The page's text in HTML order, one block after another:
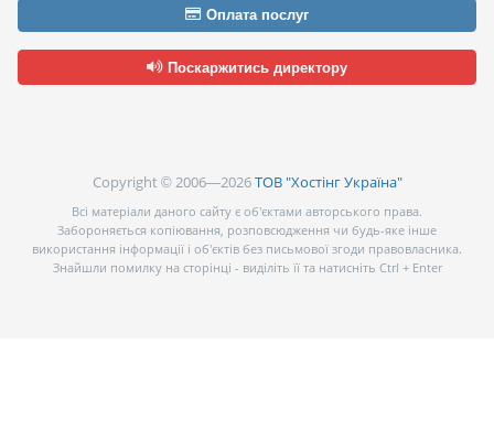
Оплата послуг
Поскаржитись директору
Copyright © 2006—2026ТОВ "Хостінг Україна"
Всі матеріали даного сайту є об’єктами авторського права.
Забороняється копіювання, розповсюдження чи будь-яке інше
використання інформації і об’єктів без письмової згоди правовласника.
Знайшли помилку на сторінці - виділіть її та натисніть Ctrl + Enter